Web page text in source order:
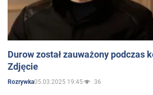
Durow został zauważony
Zdjęcie
Rozrywka05.03.2025 19:45 36